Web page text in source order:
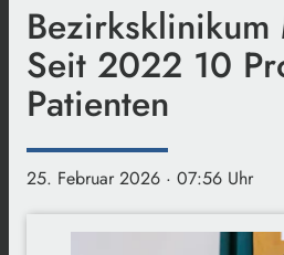
Seit 2022 10
Patienten
25. Februar 2026 · 07:56 Uhr